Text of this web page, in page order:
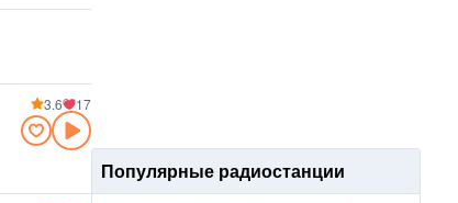
3.6 17
Популярные радиостанции